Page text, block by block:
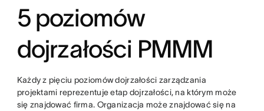
5 poziomów
dojrzałości PMMM
Każdy z pięciu poziomów dojrzałości zarządzania
projektami reprezentuje etap dojrzałości, na którym może
się znajdować firma. Organizacja może znajdować się na